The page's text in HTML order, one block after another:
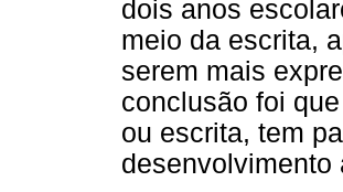
dois anos
meio da escrita,
serem mais
conclusão foi
ou escrita, tem
desenvolvimento